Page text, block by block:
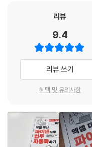
___[좀 더 알아보기] 특정
ㄴ핵심 함수 | sum( )
___몇 개의 문자만 추출하기
ㄴ핵심 함수 | str[ ]
___영문 대소문자 바꾸기
___특정 문자 바꾸기
___문자열 길이 구하기
ㄴ핵심 함수 | len( )
___문자열 공백 삭제하기
이 책은 ‘반복되는 엑셀 업
면 기초 문법만 공부하다가
이 책은 업무에 꼭 필요한 파
는 업무 자동화를 위주로 설
제 직장에서 활용할 수 있는
수 있을 것입니다.
PART 02: 엑셀 함수와 파이
대부분의 직장인들이 엑셀
리뷰
9.4
리뷰 쓰기
혜택 및 유의사항